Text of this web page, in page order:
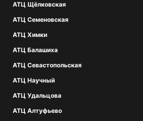
АТЦ Щёлковская
АТЦ Семеновская
АТЦ Химки
АТЦ Балашиха
АТЦ Севастопольская
АТЦ Научный
АТЦ Удальцова
АТЦ Алтуфьево